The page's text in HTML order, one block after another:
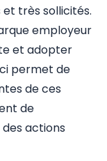
très sollicités.
employeur
et adopter
permet de
de ces
de
actions